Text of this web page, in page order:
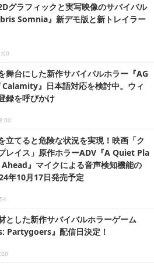
グラフィックと実写映像のサバイバル
Somnia』新デモ版と新トレイラー
舞台にした新作サバイバルホラー『AG
』日本語対応を検討中。ウィ
録を呼びかけ
立てると危険な状況を実現！映画「ク
レイス」原作ホラーADV『A Quiet Pla
』マイクによる音声検知機能の
年10月17日発売予定
とした新作サバイバルホラーゲーム
Partygoers』配信日決定！